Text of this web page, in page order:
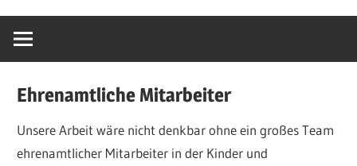
Ehrenamtliche Mitarbeiter
Unsere Arbeit wäre nicht denkbar ohne ein großes Team
ehrenamtlicher Mitarbeiter in der Kinder und